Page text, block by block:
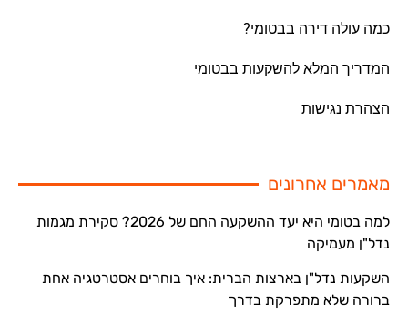
כמה עולה דירה בבטומי?
המדריך המלא להשקעות בבטומי
הצהרת נגישות
מאמרים אחרונים
למה בטומי היא יעד ההשקעה החם של 2026? סקירת מגמות
נדל"ן מעמיקה
השקעות נדל"ן בארצות הברית: איך בוחרים אסטרטגיה אחת
ברורה שלא מתפרקת בדרך